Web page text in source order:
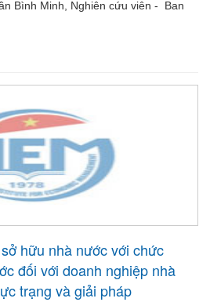
Bình Minh, Nghiên cứu viên - Ban
hữu nhà nước với chức
đối với doanh nghiệp nhà
trạng và giải pháp